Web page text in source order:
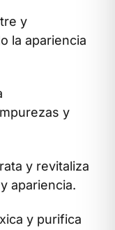
y
la apariencia
y
y revitaliza
apariencia.
y purifica